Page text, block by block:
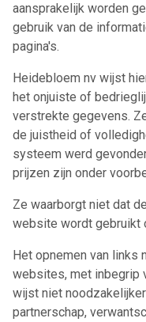
aansprakelijk worden
gebruik van de
pagina's.
Heidebloem nv wijst
het onjuiste of
verstrekte gegevens.
de juistheid of
systeem werd
prijzen zijn onder
Ze waarborgt niet dat
website wordt gebruikt
Het opnemen van links
websites, met inbegrip
wijst niet
partnerschap,